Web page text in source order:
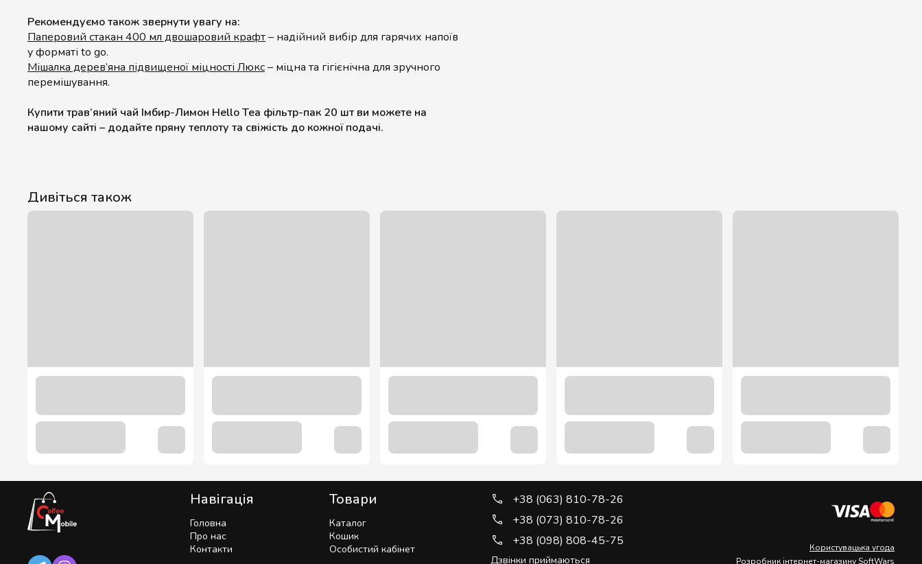
Рекомендуємо також звернути увагу на:
Паперовий стакан 400 мл двошаровий крафт– надійний вибір для гарячих напоїв
у форматі to go.
Мішалка дерев’яна підвищеної міцності Люкс– міцна та гігієнічна для зручного
перемішування.
Купити трав’яний чай Імбир-Лимон Hello Tea фільтр-пак 20 шт ви можете на
нашому сайті – додайте пряну теплоту та свіжість до кожної подачі.
Дивіться також
319.00 грн
Навігація
Головна
Про нас
Контакти
Товари
Каталог
Кошик
Особистий кабінет
+38 (063) 810-78-26
+38 (073) 810-78-26
+38 (098) 808-45-75
Дзвінки приймаються
Користувацька угода
Розробник інтернет-магазину SoftWars